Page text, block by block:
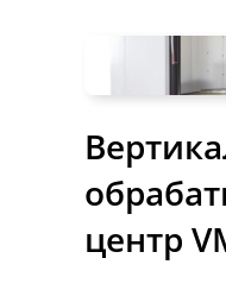
центр